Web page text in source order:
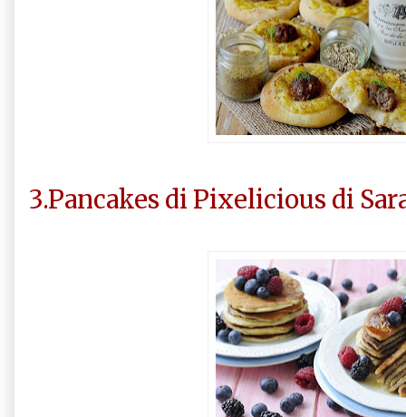
3.Pancakes di Pixelicious di